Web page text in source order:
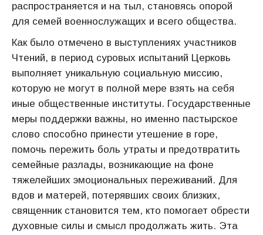
распространяется и на тыл, становясь опорой
для семей военнослужащих и всего общества.
Как было отмечено в выступлениях участников
Чтений, в период суровых испытаний Церковь
выполняет уникальную социальную миссию,
которую не могут в полной мере взять на себя
иные общественные институты. Государственные
меры поддержки важны, но именно пастырское
слово способно принести утешение в горе,
помочь пережить боль утраты и предотвратить
семейные разлады, возникающие на фоне
тяжелейших эмоциональных переживаний. Для
вдов и матерей, потерявших своих близких,
священник становится тем, кто помогает обрести
духовные силы и смысл продолжать жить. Эта